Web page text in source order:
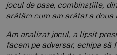
jocul de pase, combinațiile,
arătăm cum am arătat a doua
Am analizat jocul, a lipsit
facem pe adversar, echipa să